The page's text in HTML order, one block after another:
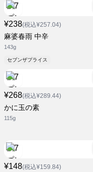
¥238(税込¥257.04)
麻婆春雨 中辛
143g
セブンザプライス
¥268(税込¥289.44)
かに玉の素
115g
¥148(税込¥159.84)